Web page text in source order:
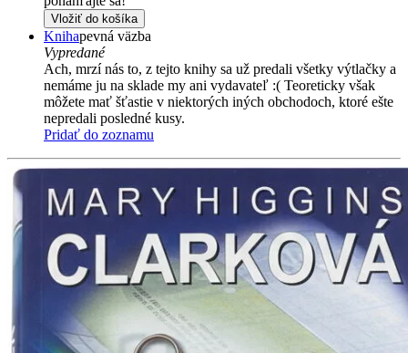
Vložiť do košíka
Knihapevná väzba
Vypredané
Ach, mrzí nás to, z tejto knihy sa už predali všetky výtlačky a
nemáme ju na sklade my ani vydavateľ :( Teoreticky však
môžete mať šťastie v niektorých iných obchodoch, ktoré ešte
nepredali posledné kusy.
Pridať do zoznamu